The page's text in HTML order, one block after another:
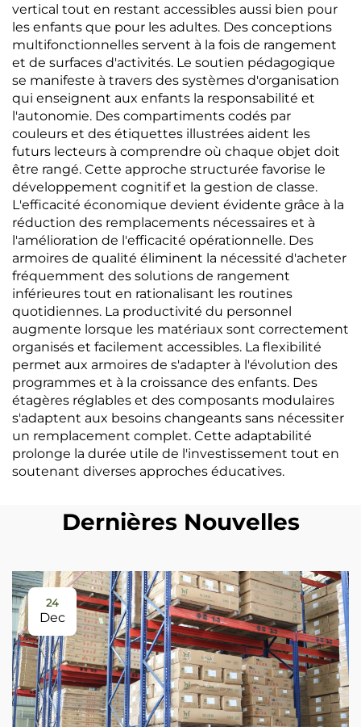
vertical tout en restant accessibles aussi bien pour
les enfants que pour les adultes. Des conceptions
multifonctionnelles servent à la fois de rangement
et de surfaces d'activités. Le soutien pédagogique
se manifeste à travers des systèmes d'organisation
qui enseignent aux enfants la responsabilité et
l'autonomie. Des compartiments codés par
couleurs et des étiquettes illustrées aident les
futurs lecteurs à comprendre où chaque objet doit
être rangé. Cette approche structurée favorise le
développement cognitif et la gestion de classe.
L'efficacité économique devient évidente grâce à la
réduction des remplacements nécessaires et à
l'amélioration de l'efficacité opérationnelle. Des
armoires de qualité éliminent la nécessité d'acheter
fréquemment des solutions de rangement
inférieures tout en rationalisant les routines
quotidiennes. La productivité du personnel
augmente lorsque les matériaux sont correctement
organisés et facilement accessibles. La flexibilité
permet aux armoires de s'adapter à l'évolution des
programmes et à la croissance des enfants. Des
étagères réglables et des composants modulaires
s'adaptent aux besoins changeants sans nécessiter
un remplacement complet. Cette adaptabilité
prolonge la durée utile de l'investissement tout en
soutenant diverses approches éducatives.
Dernières Nouvelles
24
Dec